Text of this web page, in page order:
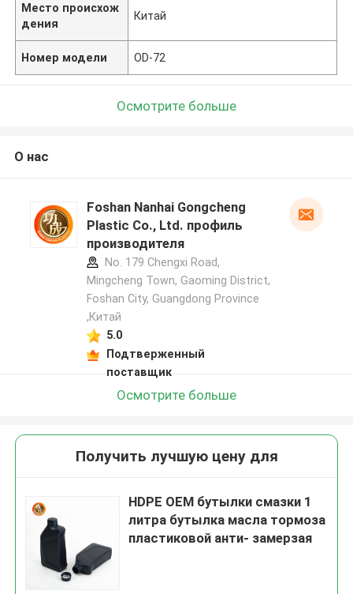
Место происхож
дения
Китай
Номер модели OD-72
Осмотрите больше
О нас
Foshan Nanhai Gongcheng
Plastic Co., Ltd. профиль
производителя
No. 179 Chengxi Road,
Mingcheng Town, Gaoming District,
Foshan City, Guangdong Province
,Китай
5.0
Подтверженный
поставщик
Осмотрите больше
Получить лучшую цену для
HDPE OEM бутылки смазки 1
литра бутылка масла тормоза
пластиковой анти- замерзая